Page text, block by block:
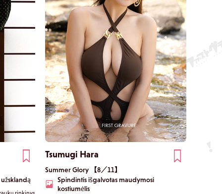
Tsumugi Hara
Summer Glory 【8／11】
Spindintis išgalvotas maudymosi
kostiumėlis